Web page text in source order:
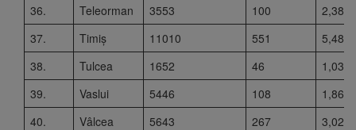
36.
Teleorman 3553 100
2,38
37.
Timiș 11010 551
5,48
38.
Tulcea 1652 46
1,03
39.
Vaslui 5446 108
1,86
40.
Vâlcea 5643 267
3,02